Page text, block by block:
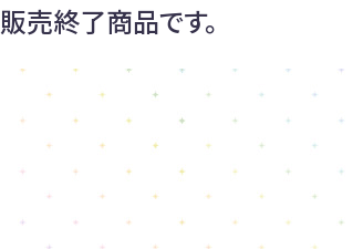
販売終了商品です。